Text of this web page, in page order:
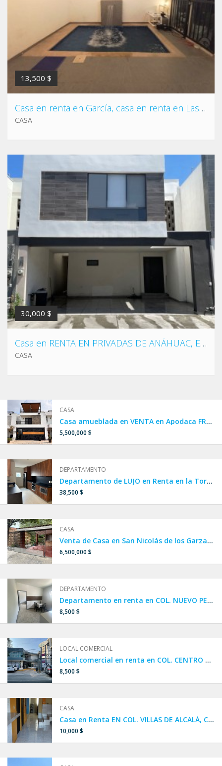
13,500 $
Casa en renta en García, casa en renta en Las Lomas, sector Alpes, Puerta de Hierro, Dominio Cumbres, Leones, Libramiento, Ruiz Cortines.
CASA
30,000 $
Casa en RENTA EN PRIVADAS DE ANÁHUAC, Escobedo, cerca de Concordia y República
CASA
CASA
Casa amueblada en VENTA en Apodaca FRENTE A ALBERCA, CASA CLUB Y PARQUE.
5,500,000 $
DEPARTAMENTO
Departamento de LUJO en Renta en la Torre MÁS ALTA DE LATINOAMERICA, en Col. Obispado, Monterrey
38,500 $
CASA
Venta de Casa en San Nicolás de los Garza, Col. Villa Universidad cerca de Av. Universidad, lista para habitar.
6,500,000 $
DEPARTAMENTO
Departamento en renta en COL. NUEVO PERIFÉRICO / ITURBIDE, SAN NICOLÁS DE LOS GARZA
8,500 $
LOCAL COMERCIAL
Local comercial en renta en COL. CENTRO DE SAN NICOLÁS DE LOS GARZA
8,500 $
CASA
Casa en Renta EN COL. VILLAS DE ALCALÁ, CIÉNEGA DE FLORES, N.L.
10,000 $